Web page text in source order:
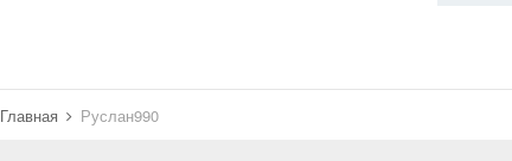
Главная Руслан990